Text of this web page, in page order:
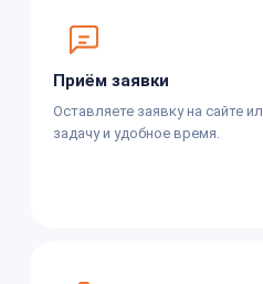
Приём заявки
Оставляете заявку на сайте
задачу и удобное время.